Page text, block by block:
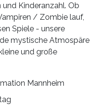
Kinderanzahl. Ob
/ Zombie lauf,
Spiele - unsere
mystische Atmospäre
und große